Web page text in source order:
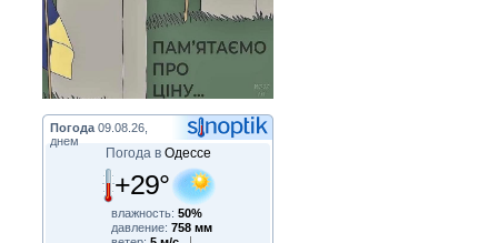
Погода 09.08.26,
днем
Погода в Одессе
+29°
влажность: 50%
давление: 758 мм